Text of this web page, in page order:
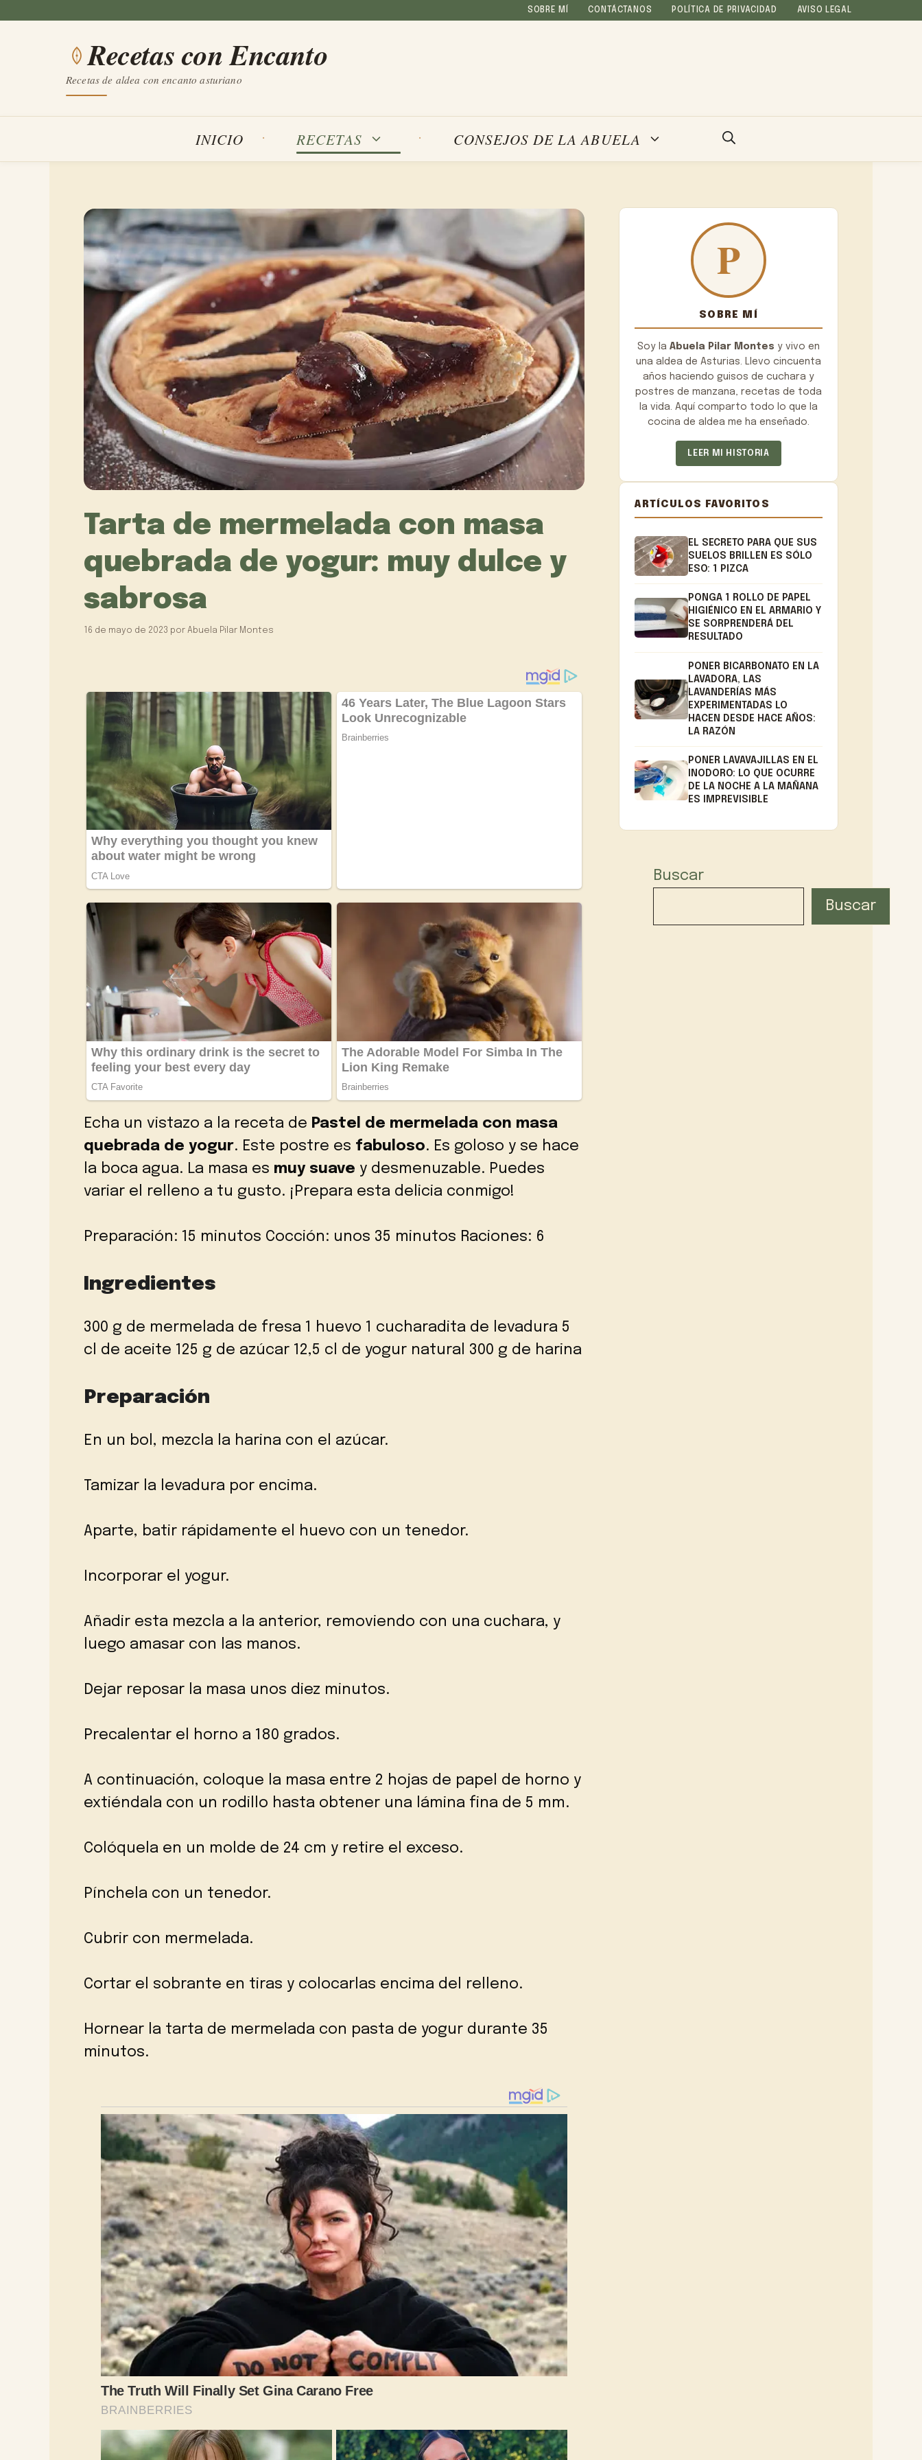
contenido
SOBRE MÍ CONTÁCTANOS POLÍTICA DE PRIVACIDAD AVISO LEGAL
Recetas con Encanto
Recetas de aldea con encanto asturiano
INICIO RECETAS CONSEJOS DE LA ABUELA
Tarta de mermelada con masa
quebrada de yogur: muy dulce y
sabrosa
16 de mayo de 2023 por Abuela Pilar Montes
Echa un vistazo a la receta de Pastel de mermelada con masa
quebrada de yogur. Este postre es fabuloso. Es goloso y se hace
la boca agua. La masa es muy suave y desmenuzable. Puedes
variar el relleno a tu gusto. ¡Prepara esta delicia conmigo!
Preparación: 15 minutos Cocción: unos 35 minutos Raciones: 6
Ingredientes
300 g de mermelada de fresa 1 huevo 1 cucharadita de levadura 5
cl de aceite 125 g de azúcar 12,5 cl de yogur natural 300 g de harina
Preparación
En un bol, mezcla la harina con el azúcar.
Tamizar la levadura por encima.
Aparte, batir rápidamente el huevo con un tenedor.
Incorporar el yogur.
Añadir esta mezcla a la anterior, removiendo con una cuchara, y
luego amasar con las manos.
Dejar reposar la masa unos diez minutos.
Precalentar el horno a 180 grados.
A continuación, coloque la masa entre 2 hojas de papel de horno y
extiéndala con un rodillo hasta obtener una lámina fina de 5 mm.
Colóquela en un molde de 24 cm y retire el exceso.
Pínchela con un tenedor.
Cubrir con mermelada.
Cortar el sobrante en tiras y colocarlas encima del relleno.
Hornear la tarta de mermelada con pasta de yogur durante 35
minutos.
SOBRE MÍ
Soy la Abuela Pilar Montes y vivo en
una aldea de Asturias. Llevo cincuenta
años haciendo guisos de cuchara y
postres de manzana, recetas de toda
la vida. Aquí comparto todo lo que la
cocina de aldea me ha enseñado.
LEER MI HISTORIA
ARTÍCULOS FAVORITOS
EL SECRETO PARA QUE SUS
SUELOS BRILLEN ES SÓLO
ESO: 1 PIZCA
PONGA 1 ROLLO DE PAPEL
HIGIÉNICO EN EL ARMARIO Y
SE SORPRENDERÁ DEL
RESULTADO
PONER BICARBONATO EN LA
LAVADORA, LAS
LAVANDERÍAS MÁS
EXPERIMENTADAS LO
HACEN DESDE HACE AÑOS:
LA RAZÓN
PONER LAVAVAJILLAS EN EL
INODORO: LO QUE OCURRE
DE LA NOCHE A LA MAÑANA
ES IMPREVISIBLE
Buscar
Buscar